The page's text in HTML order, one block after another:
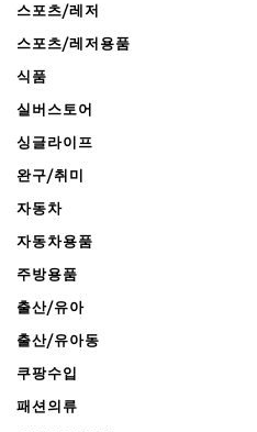
스포츠/레저
스포츠/레저용품
식품
실버스토어
싱글라이프
완구/취미
자동차
자동차용품
주방용품
출산/유아
출산/유아동
쿠팡수입
패션의류